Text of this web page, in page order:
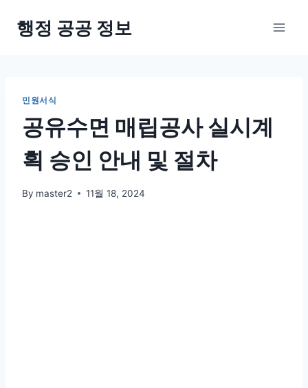
행정 공공 정보
민원서식
공유수면 매립공사 실시계
획 승인 안내 및 절차
By master2 11월 18, 2024